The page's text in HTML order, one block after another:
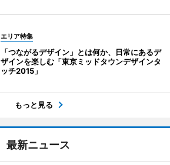
エリア特集
「つながるデザイン」とは何か、日常にあるデ
ザインを楽しむ「東京ミッドタウンデザインタ
ッチ2015」
もっと見る
最新ニュース